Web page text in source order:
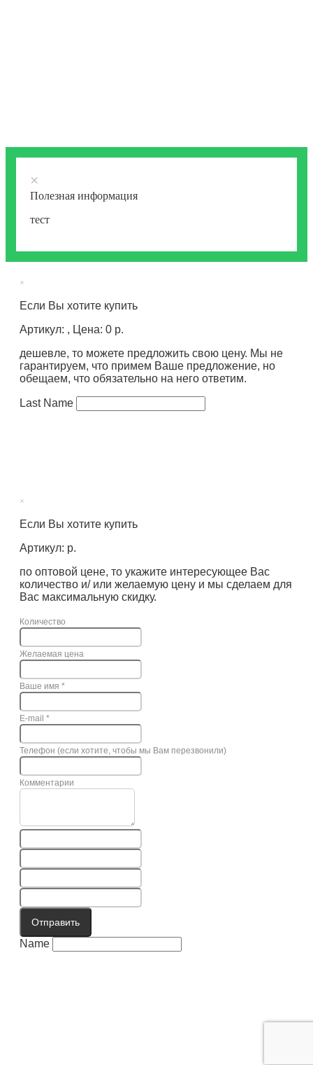
×
Полезная информация
тест
×
Если Вы хотите купить
Артикул: , Цена: 0 р.
дешевле, то можете предложить свою цену. Мы не
гарантируем, что примем Ваше предложение, но
обещаем, что обязательно на него ответим.
Last Name
×
Если Вы хотите купить
Артикул: р.
по оптовой цене, то укажите интересующее Вас
количество и/ или желаемую цену и мы сделаем для
Вас максимальную скидку.
Количество
Желаемая цена
Ваше имя *
E-mail *
Телефон (если хотите, чтобы мы Вам перезвонили)
Комментарии
Отправить
Name